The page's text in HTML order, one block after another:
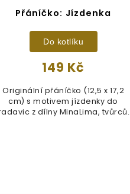
Přáníčko: Jízdenka
149 Kč
Do kotlíku
Originální přáníčko (12,5 x 17,2
cm) s motivem jízdenky do
z dílny MinaLima,